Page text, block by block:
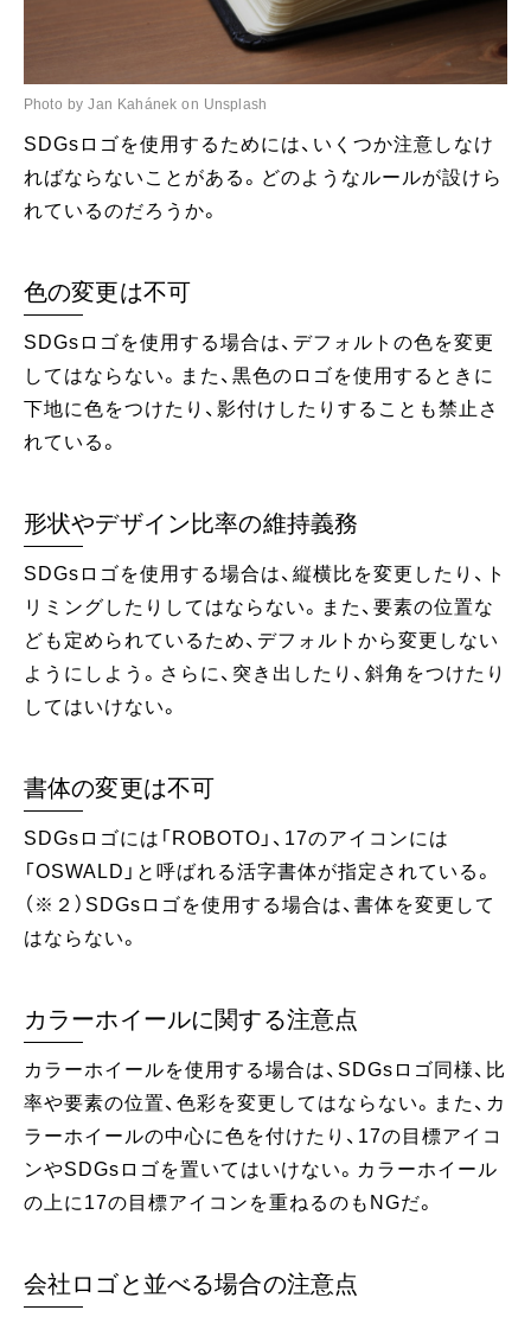
Photo by Jan Kahánek on Unsplash
SDGsロゴを使用するためには、いくつか注意しなけ
ればならないことがある。どのようなルールが設けら
れているのだろうか。
色の変更は不可
SDGsロゴを使用する場合は、デフォルトの色を変更
してはならない。また、黒色のロゴを使用するときに
下地に色をつけたり、影付けしたりすることも禁止さ
れている。
形状やデザイン比率の維持義務
SDGsロゴを使用する場合は、縦横比を変更したり、ト
リミングしたりしてはならない。また、要素の位置な
ども定められているため、デフォルトから変更しない
ようにしよう。さらに、突き出したり、斜角をつけたり
してはいけない。
書体の変更は不可
SDGsロゴには「ROBOTO」、17のアイコンには
「OSWALD」と呼ばれる活字書体が指定されている。
（※２）SDGsロゴを使用する場合は、書体を変更して
はならない。
カラーホイールに関する注意点
カラーホイールを使用する場合は、SDGsロゴ同様、比
率や要素の位置、色彩を変更してはならない。また、カ
ラーホイールの中心に色を付けたり、17の目標アイコ
ンやSDGsロゴを置いてはいけない。カラーホイール
の上に17の目標アイコンを重ねるのもNGだ。
会社ロゴと並べる場合の注意点